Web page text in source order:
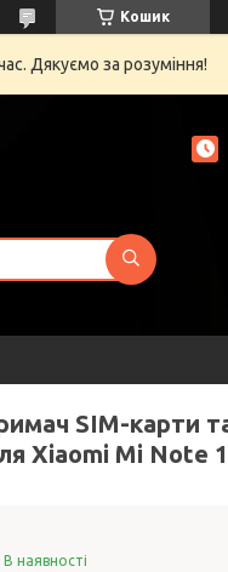
Кошик
Дякуємо за розуміння!
SIM-карти
Xiaomi Mi Note
В наявності